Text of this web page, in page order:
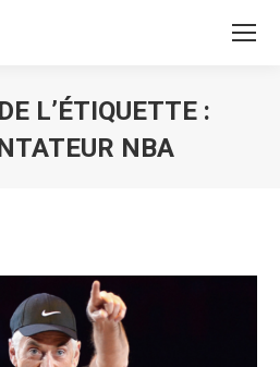
L’ÉTIQUETTE :
NBA